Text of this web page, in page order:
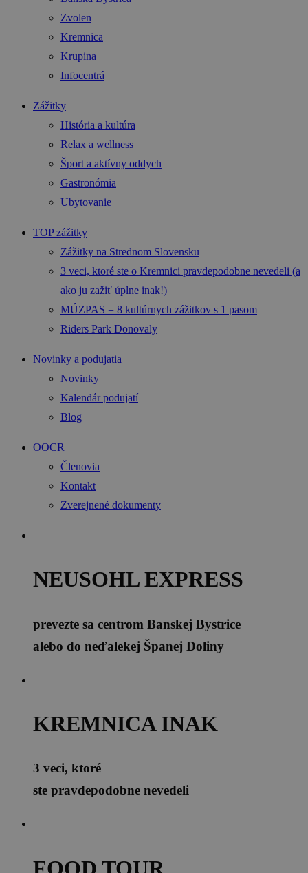
Zvolen
Kremnica
Krupina
Infocentrá
Zážitky
História a kultúra
Relax a wellness
Šport a aktívny oddych
Gastronómia
Ubytovanie
TOP zážitky
Zážitky na Strednom Slovensku
3 veci, ktoré ste o Kremnici pravdepodobne nevedeli (a
ako ju zažiť úplne inak!)
MÚZPAS = 8 kultúrnych zážitkov s 1 pasom
Riders Park Donovaly
Novinky a podujatia
Novinky
Kalendár podujatí
Blog
OOCR
Členovia
Kontakt
Zverejnené dokumenty
NEUSOHL EXPRESS
prevezte sa centrom Banskej Bystrice
alebo do neďalekej Španej Doliny
KREMNICA INAK
3 veci, ktoré
ste pravdepodobne nevedeli
FOOD TOUR